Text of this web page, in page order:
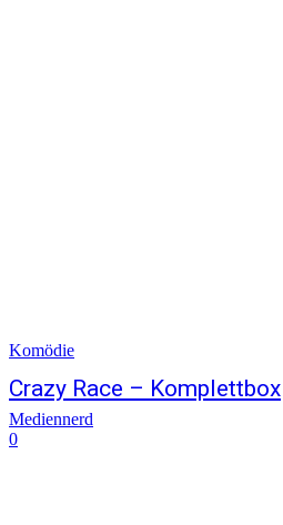
Komödie
Crazy Race – Komplettbox
Mediennerd
0